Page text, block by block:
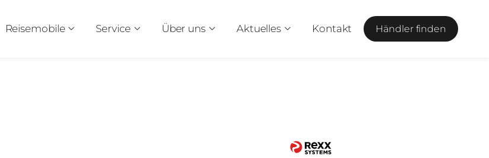
Reisemobile Service Über uns Aktuelles Kontakt Händler finden